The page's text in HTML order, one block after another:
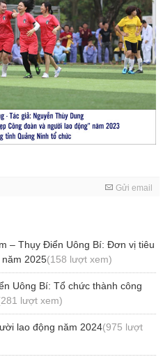
Gửi email
– Thụy Điển Uông Bí: Đơn vị tiêu
2025(158 lượt xem)
Uông Bí: Tổ chức thành công
lượt xem)
lao động năm 2024(975 lượt